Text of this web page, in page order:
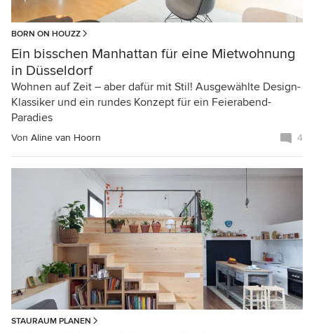
BORN ON HOUZZ
Ein bisschen Manhattan für eine Mietwohnung
in Düsseldorf
Wohnen auf Zeit – aber dafür mit Stil! Ausgewählte Design-
Klassiker und ein rundes Konzept für ein Feierabend-
Paradies
Von Aline van Hoorn 4
STAURAUM PLANEN